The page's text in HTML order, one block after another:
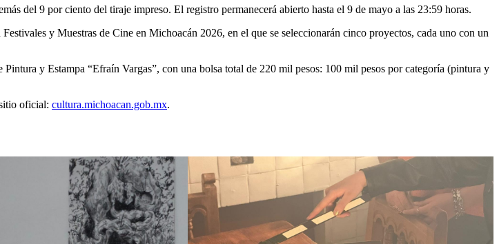
del 9 por ciento del tiraje impreso. El registro permanecerá abierto hasta el 9 de mayo a las 23:59 horas.
y Muestras de Cine en Michoacán 2026, en el que se seleccionarán cinco proyectos, cada uno con un
y Estampa “Efraín Vargas”, con una bolsa total de 220 mil pesos: 100 mil pesos por categoría (pintura y
oficial: cultura.michoacan.gob.mx.